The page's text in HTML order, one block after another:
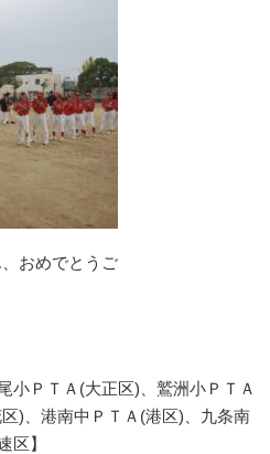
おめでとうご
小ＰＴＡ(大正区)、鷲洲小ＰＴＡ
)、港南中ＰＴＡ(港区)、九条南
区】